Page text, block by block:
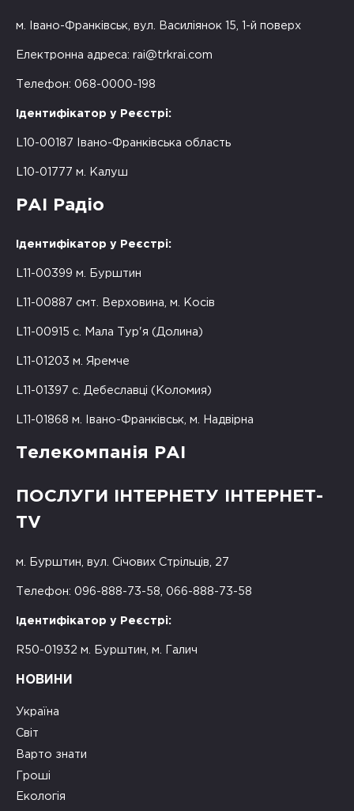
м. Івано-Франківськ, вул. Василіянок 15, 1-й поверх
Електронна адреса: rai@trkrai.com
Телефон: 068-0000-198
Ідентифікатор у Реєстрі:
L10-00187 Івано-Франківська область
L10-01777 м. Калуш
РАІ Радіо
Ідентифікатор у Реєстрі:
L11-00399 м. Бурштин
L11-00887 смт. Верховина, м. Косів
L11-00915 с. Мала Тур'я (Долина)
L11-01203 м. Яремче
L11-01397 с. Дебеславці (Коломия)
L11-01868 м. Івано-Франківськ, м. Надвірна
Телекомпанія РАІ
ПОСЛУГИ ІНТЕРНЕТУ ІНТЕРНЕТ-
TV
м. Бурштин, вул. Січових Стрільців, 27
Телефон: 096-888-73-58, 066-888-73-58
Ідентифікатор у Реєстрі:
R50-01932 м. Бурштин, м. Галич
НОВИНИ
Україна
Світ
Варто знати
Гроші
Екологія